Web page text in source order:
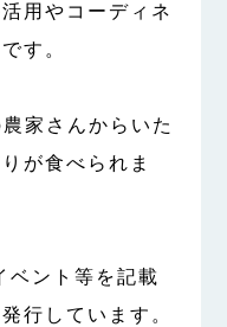
用やコーディネ
す。
家さんからいた
が食べられま
ベント等を記載
行しています。